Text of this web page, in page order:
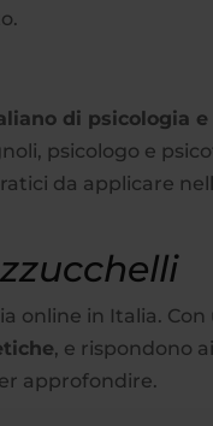
di psicologia
psicologo e
da applicare
online in Italia. Con
, e rispondono
approfondire.